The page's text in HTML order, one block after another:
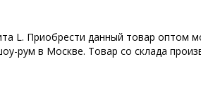
L. Приобрести данный товар оптом
рум в Москве. Товар со склада